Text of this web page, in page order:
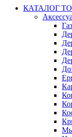
КАТАЛОГ